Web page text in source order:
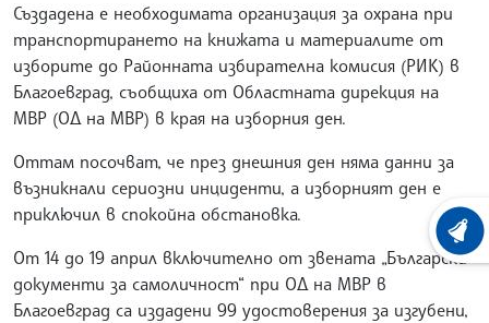
Създадена е необходимата организация за охрана при
транспортирането на книжата и материалите от
изборите до Районната избирателна комисия (РИК) в
Благоевград, съобщиха от Областната дирекция на
МВР (ОД на МВР) в края на изборния ден.
Оттам посочват, че през днешния ден няма данни за
възникнали сериозни инциденти, а изборният ден е
приключил в спокойна обстановка.
От 14 до 19 април включително от звената „Български
документи за самоличност“ при ОД на МВР в
Благоевград са издадени 99 удостоверения за изгубени,